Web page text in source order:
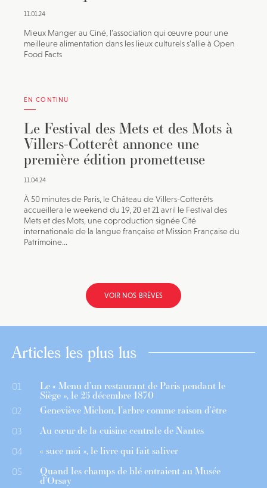
11.01.24
Mieux Manger au Ciné, l’association qui œuvre pour une
meilleure alimentation dans les lieux culturels s’allie à Open
Food Facts
EN CONTINU
Le Festival des Mets et des Mots à
Villers-Cotterêt annonce une
première édition prometteuse
11.04.24
À 50 minutes de Paris, le Château de Villers-Cotterêts
accueillera le weekend du 19, 20 et 21 avril le Festival des
Mets et des Mots, une coproduction signée Cité
internationale de la langue française et Mission Française du
Patrimoine...
VOIR NOS BRÈVES
Articles les plus lus
01 Le « Menu d’un restaurant de Paris pendant le
Siège », le 25 décembre 1870
02 Geneviève Michon, l’arbre comme raison d’être
03 Au cœur de la cuisine centrale de Nantes
04 « suce moi », le livre qui fait saliver
05 Quand les champs de blé entraient au Musée
d’Orsay